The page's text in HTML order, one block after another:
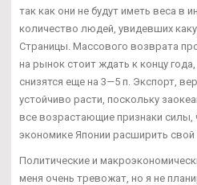
так как они не будут иметь веса в
количество людей, увидевших
Страницы. Массового возврата
на рынок стоит ждать к концу
снизятся еще на 3—5 п. Экспорт,
устойчиво расти, поскольку
все возрастающие признаки
экономике Японии расширить свой
Политические и
меня очень тревожат, но я не